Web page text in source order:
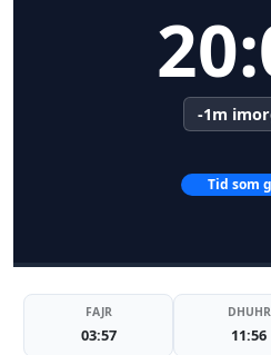
-1m
Tid som
FAJR
03:57
DHUHR
11:56